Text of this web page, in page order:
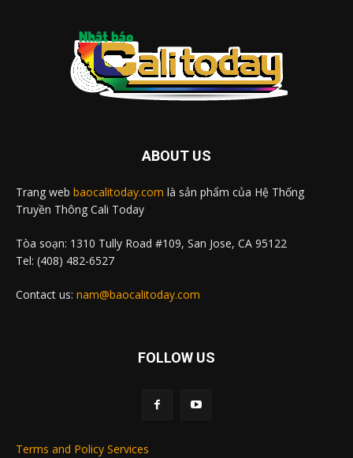
ABOUT US
Trang web baocalitoday.com là sản phẩm của Hệ Thống
Truyền Thông Cali Today
Tòa soạn: 1310 Tully Road #109, San Jose, CA 95122
Tel: (408) 482-6527
Contact us: nam@baocalitoday.com
FOLLOW US
Terms and Policy Services